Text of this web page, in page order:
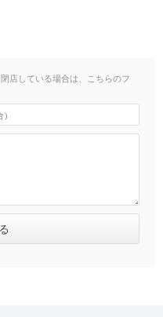
店している場合は、こちらのフ